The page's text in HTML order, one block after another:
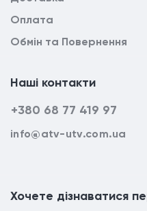
Оплата
Обмін та Повернення
Наші контакти
+380 68 77 419 97
info@atv-utv.com.ua
Хочете дізнаватися